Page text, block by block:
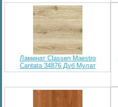
Ламинат Classen Maestro
Cantata 34876 Дуб Мулат